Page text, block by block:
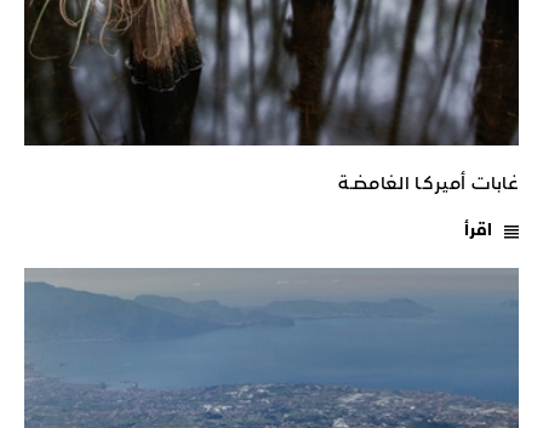
غابات أميركـا الغامضـة
اقرأ